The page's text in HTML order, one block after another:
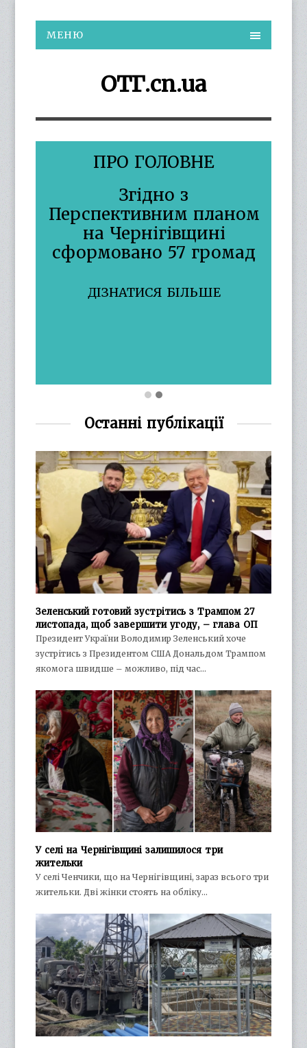
МЕНЮ
ОТГ.cn.ua
ПРО ГОЛОВНЕ
Згідно з
Перспективним планом
на Чернігівщині
сформовано 57 громад
ДІЗНАТИСЯ БІЛЬШЕ
Останні публікації
Зеленський готовий зустрітись з Трампом 27
листопада, щоб завершити угоду, – глава ОП
Президент України Володимир Зеленський хоче
зустрітись з Президентом США Дональдом Трампом
якомога швидше – можливо, під час…
У селі на Чернігівщині залишилося три
жительки
У селі Ченчики, що на Чернігівщині, зараз всього три
жительки. Дві жінки стоять на обліку…